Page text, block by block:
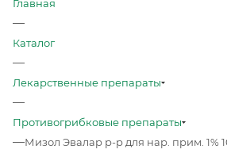
Главная
—
Каталог
—
Лекарственные препараты
—
Противогрибковые препараты
—Мизол Эвалар р-р для нар. прим. 1%